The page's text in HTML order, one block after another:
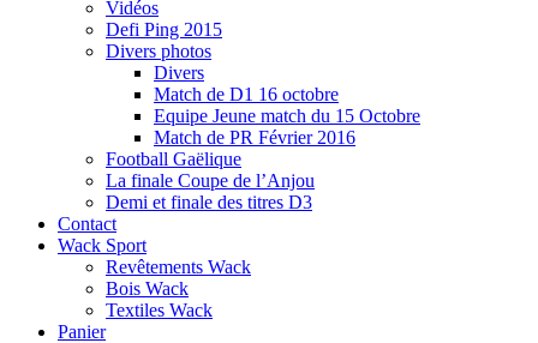
Vidéos
Defi Ping 2015
Divers photos
Divers
Match de D1 16 octobre
Equipe Jeune match du 15 Octobre
Match de PR Février 2016
Football Gaëlique
La finale Coupe de l’Anjou
Demi et finale des titres D3
Contact
Wack Sport
Revêtements Wack
Bois Wack
Textiles Wack
Panier